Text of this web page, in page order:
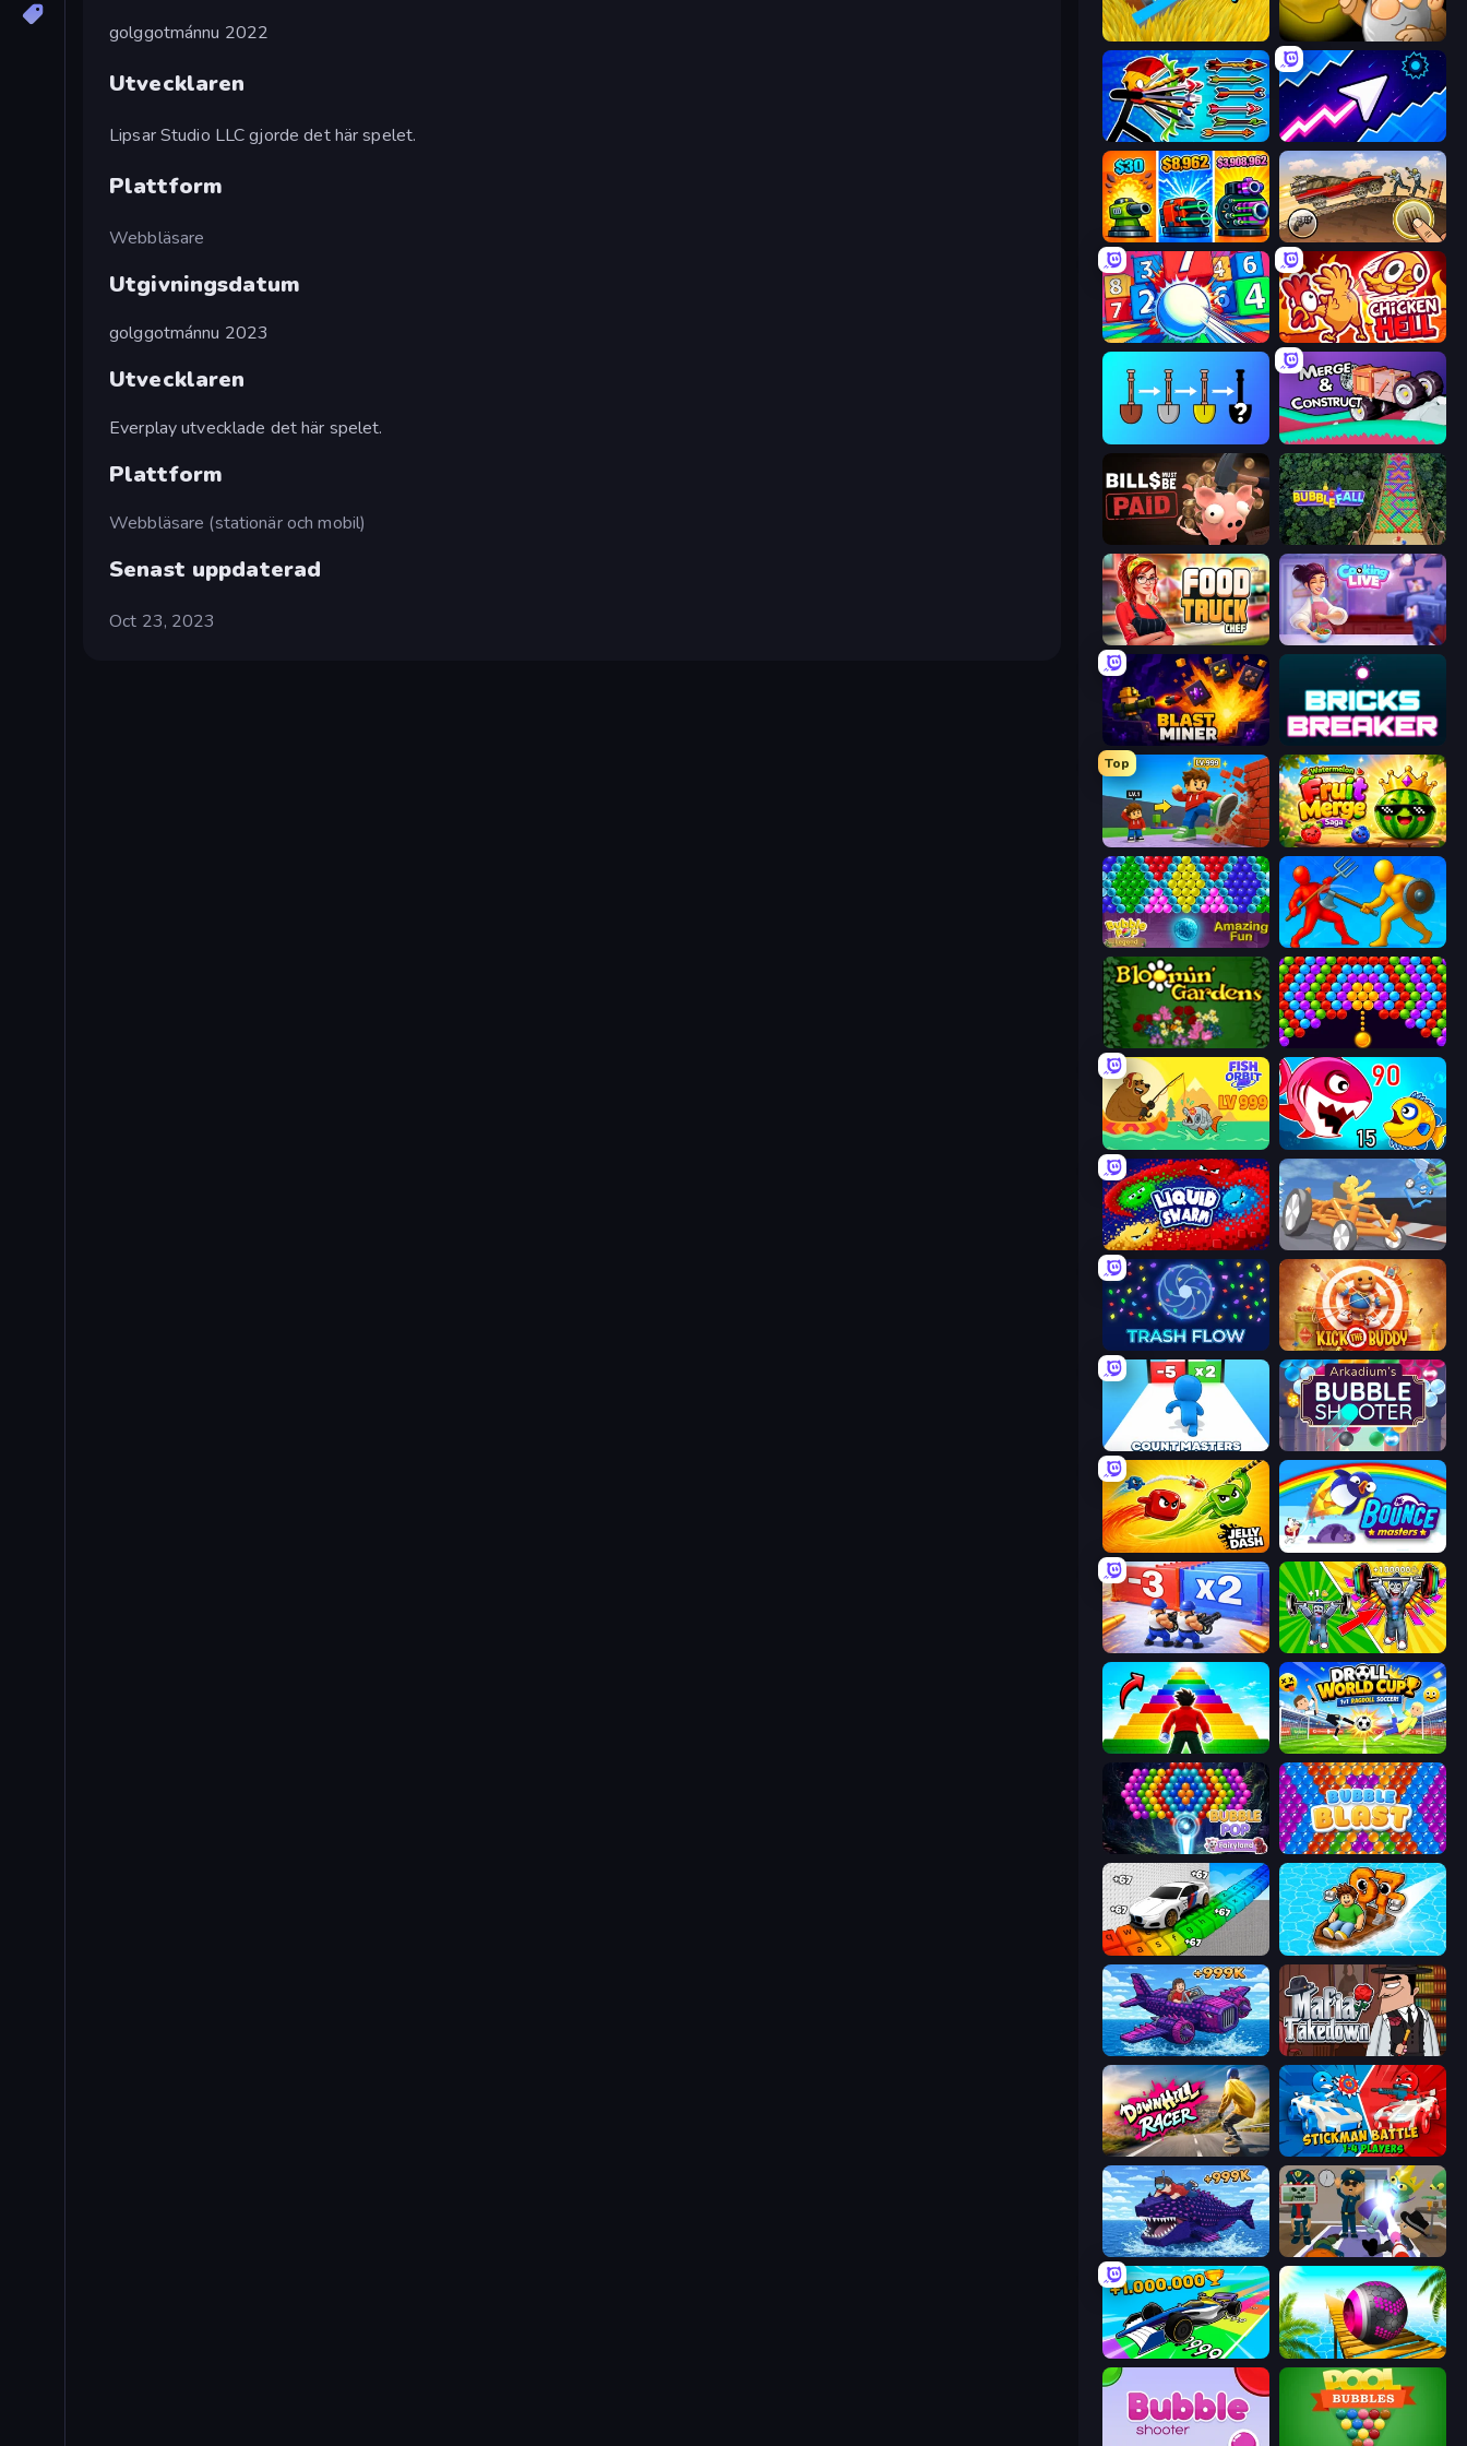
golggotmánnu 2022
Utvecklaren
Lipsar Studio LLC gjorde det här spelet.
Plattform
Webbläsare
Utgivningsdatum
golggotmánnu 2023
Utvecklaren
Everplay utvecklade det här spelet.
Plattform
Webbläsare (stationär och mobil)
Senast uppdaterad
Oct 23, 2023
Harvesting Season Gold Miner
Archer Ragdoll Masters Space Waves
Pumpkin Defense: Merge Cannon Earn to Die: Zombie Ride
Entropy Chicken Hell
Merge & Construct
Bills Must Be Paid Bubble Fall
Food Truck Chef™: A Fun Cooking Game Cooking Live
Blast Miner Bricks Breaker
Top
Obby: +1 Click Wall Breaker Watermelon Fruit Merge Saga
Bubble Pop Legend Epic Sword Battle! Fight in Arena
Blooming Gardens Bubble Story
Fish Orbit Fish Eat Getting Big
Liquid Swarm Draw Crash Race
Trash Flow Kick the Buddy
Jelly Dash Bouncemasters
Battle Brigade Obby: Gym Simulator, Escape
Obby Highest Jump Ever Droll World Cup
Bubble Pop Fairyland Bubble Blast
Float for Brainrots
Obby Plane Power Challenge: Fly Mafia Takedown
Downhill Racer Stickman battle 1-4 Players
Obby Fish Challenge: Ride Find The Alien
Obby Car Challenge: Drive Rolling Balls Sea Race